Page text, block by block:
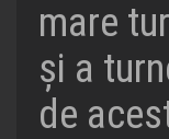
mare
și a
de